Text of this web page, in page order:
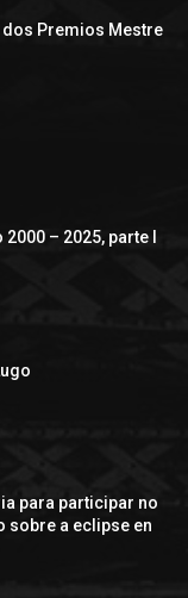
Premios Mestre
– 2025, parte I
para participar no
a eclipse en